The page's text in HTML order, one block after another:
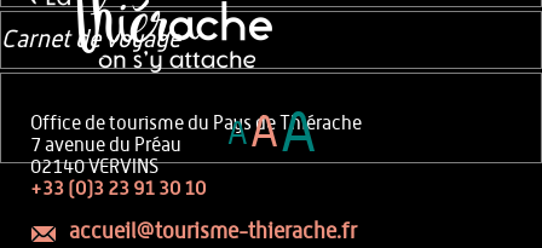
Office de tourisme du Pays de Thiérache
7 avenue du Préau
02140 VERVINS
+33 (0)3 23 91 30 10
accueil@tourisme-thierache.fr
Carnet de voyage
AAA